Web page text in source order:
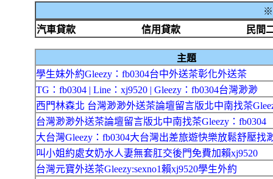
※
汽車貸款
信用貸款 民間
主題
學生妹外約Gleezy：fb0304台中外送茶彰化外送茶
TG：fb0304 | Line：xj9520 | Gleezy：fb0304台灣渺渺
西門林森北 台灣渺渺外送茶論壇留言版北中南找茶
台灣渺渺外送茶論壇留言版北中南找茶Gleezy：fb0304
大台灣Gleezy：fb0304大台灣出差旅遊快樂放鬆舒壓找
叫小姐約處女奶水人妻無套肛交後門免費加賴xj9520
台灣元寶外送茶Gleezy:sexno1賴xj9520學生外約